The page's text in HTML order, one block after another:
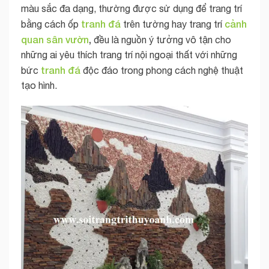
màu sắc đa dạng, thường được sử dụng để trang trí
bằng cách ốp tranh đá trên tường hay trang trí cảnh
quan sân vườn, đều là nguồn ý tưởng vô tận cho
những ai yêu thích trang trí nội ngoại thất với những
bức tranh đá độc đáo trong phong cách nghệ thuật
tạo hình.